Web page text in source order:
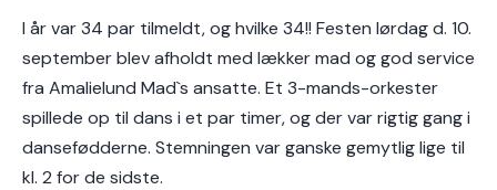
I år var 34 par tilmeldt, og hvilke 34!! Festen lørdag d. 10.
september blev afholdt med lækker mad og god service
fra Amalielund Mad`s ansatte. Et 3-mands-orkester
spillede op til dans i et par timer, og der var rigtig gang i
dansefødderne. Stemningen var ganske gemytlig lige til
kl. 2 for de sidste.